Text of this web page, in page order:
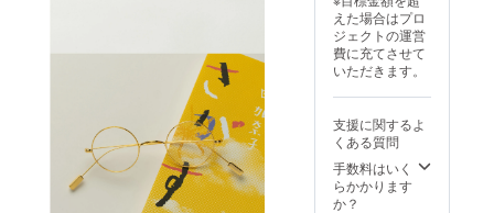
と実物
に若干
の違い
が生じ
る場合
がござ
います
（ロ
ゴ・認
証マー
クの記
りま
す。レ
ンズの
交換に
ついて
は最寄
鏡店、
または
BOOKA
RT公式
クの記
載な
ど）。
予めご
了承く
ださ
度なし
のクリ
アレン
ズが
入った
えた場合はプロ
ジェクトの運営
費に充てさせて
いただきます。
支援に関するよ
くある質問
手数料はいく
らかかります
か？